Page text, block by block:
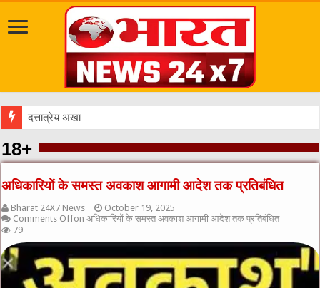
दत्तात्रेय अखाड़ा, श्याम धाम आश्रम और राजराजेश्वरी आश्रम पहुंचकर
18+
अधिकारियों के समस्त अवकाश आगामी आदेश तक प्रतिबंधित
Bharat 24X7 News
October 19, 2025
Comments Offon अधिकारियों के समस्त अवकाश आगामी आदेश तक प्रतिबंधित
79